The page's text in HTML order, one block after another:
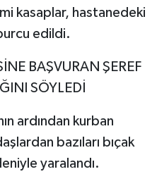
kasaplar, hastanedeki
edildi.
BAŞVURAN ŞEREF
SÖYLEDİ
ardından kurban
bazıları bıçak
yaralandı.